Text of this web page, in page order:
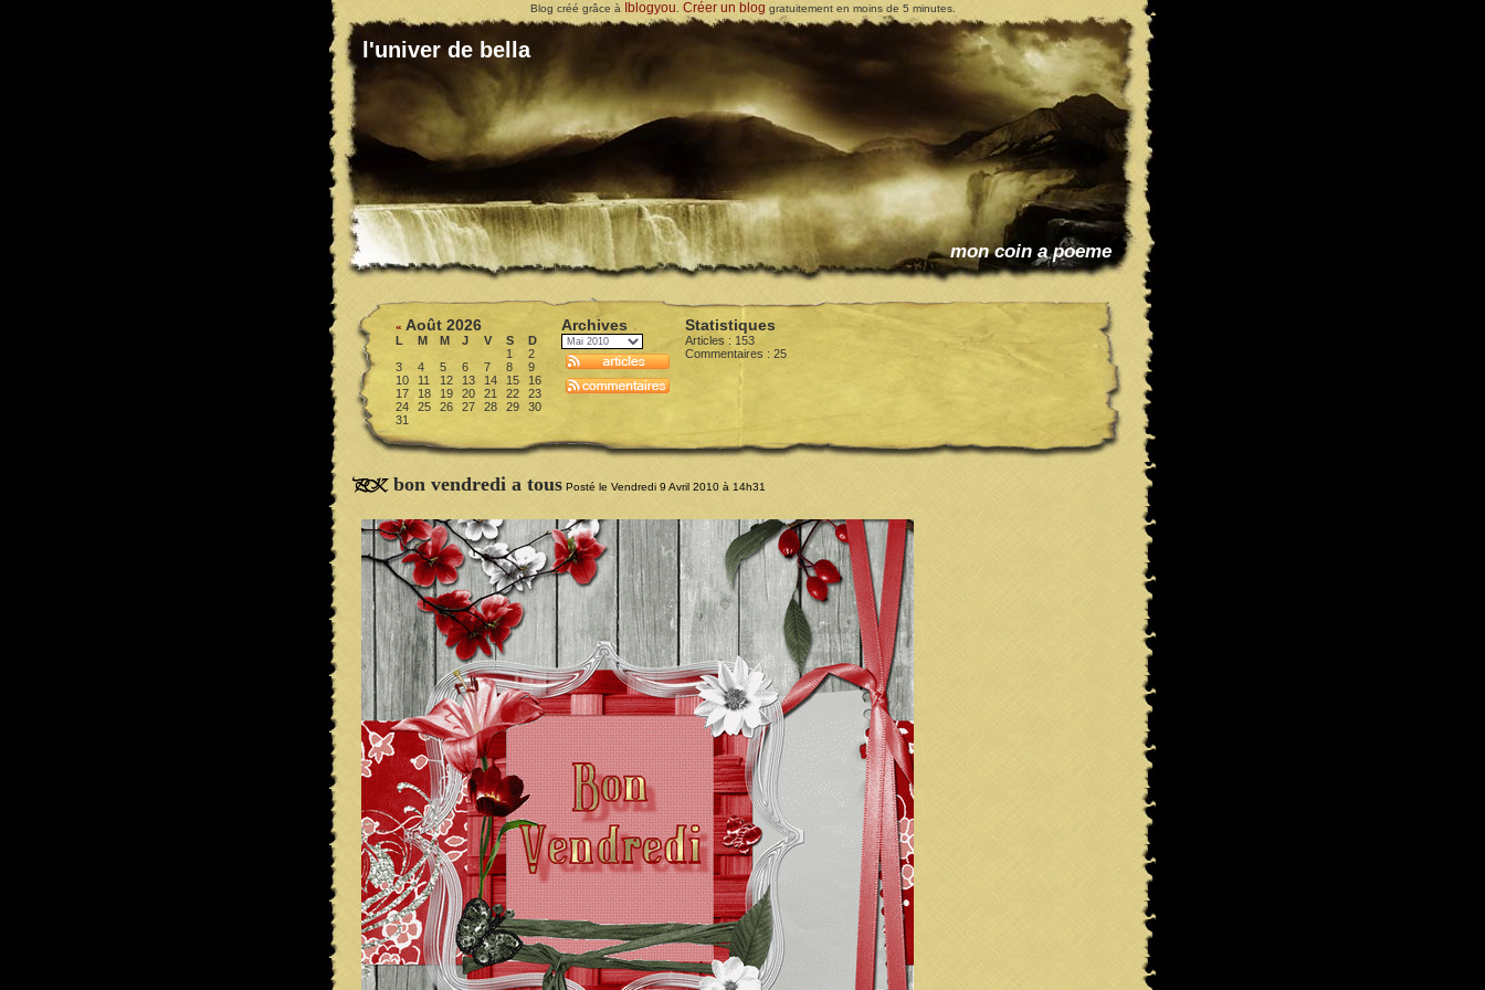
Blog créé grâce à Iblogyou Créer un blog gratuitement en moins de 5 minutes.
l'univer de bella
mon coin a poeme
« Août 2026
L M M J V S
D
1
2
3
4 5 6 7 8
9
10
11 12 13 14 15
16
17
18 19 20 21 22
23
24
25 26 27 28 29
30
31
Archives Statistiques
Articles : 153
Commentaires : 25
bon vendredi a tous Posté le Vendredi 9 Avril 2010 à 14h31